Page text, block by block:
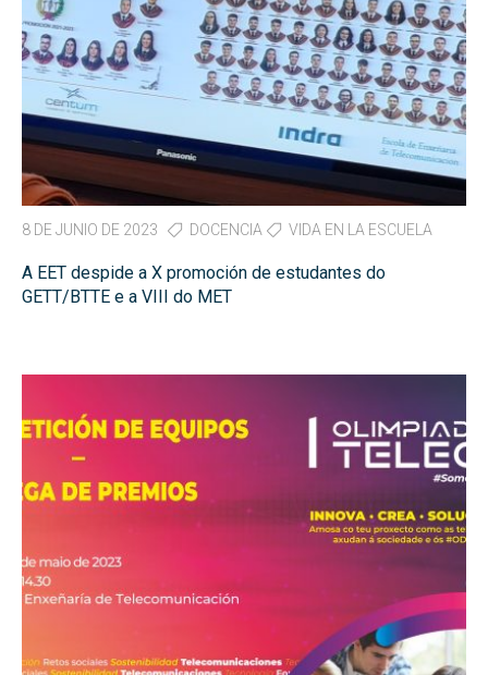
8 DE JUNIO DE 2023 DOCENCIA VIDA EN LA ESCUELA
A EET despide a X promoción de estudantes do
GETT/BTTE e a VIII do MET